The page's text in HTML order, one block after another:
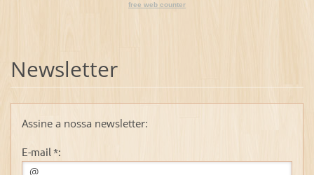
free web counter
Newsletter
Assine a nossa newsletter:
E-mail *: